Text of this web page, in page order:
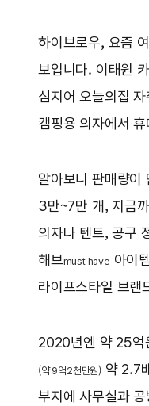
하이브로우, 요즘
보입니다. 이태원
심지어 오늘의집
캠핑용 의자에서
알아보니 판매량이
3만~7만 개, 지금
의자나 텐트, 공구
해브must have 아이
라이프스타일 브랜
2020년엔 약 25억
(약 9억2천만원) 약 2.7
부지에 사무실과